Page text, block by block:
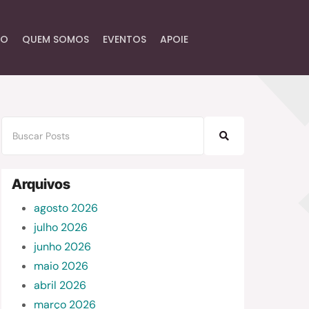
QUEM SOMOS EVENTOS APOIE
Arquivos
agosto 2026
julho 2026
junho 2026
maio 2026
abril 2026
março 2026